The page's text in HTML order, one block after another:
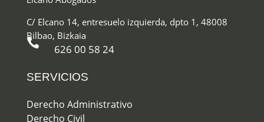
C/ Elcano 14, entresuelo izquierda, dpto 1, 48008
Bilbao, Bizkaia
 626 00 58 24
SERVICIOS
Derecho Administrativo
Derecho Civil